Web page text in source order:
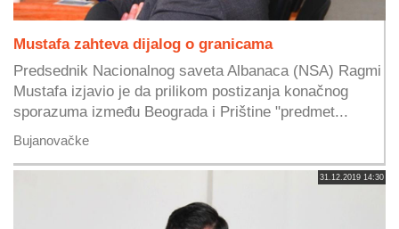
Mustafa zahteva dijalog o granicama
Predsednik Nacionalnog saveta Albanaca (NSA) Ragmi
Mustafa izjavio je da prilikom postizanja konačnog
sporazuma između Beograda i Prištine "predmet...
Bujanovačke
31.12.2019 14:30